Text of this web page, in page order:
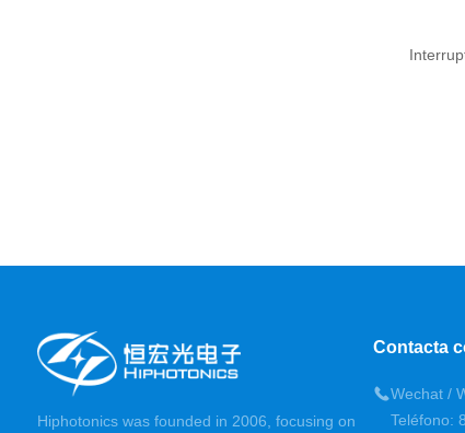
Contacta
Wechat /
Teléfono:
Hiphotonics was founded in 2006, focusing on